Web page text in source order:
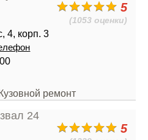
5
(1053 оценки)
4, корп. 3
ремонт
5